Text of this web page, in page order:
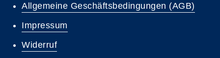
Allgemeine Geschäftsbedingungen (AGB)
Impressum
Widerruf